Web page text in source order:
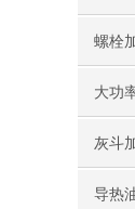
误区
螺栓
大功
配件
灰斗
导热